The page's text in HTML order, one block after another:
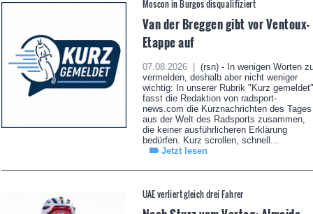
Moscon in Burgos disqualifiziert
Van der Breggen gibt vor Ventoux-
Etappe auf
07.08.2026 |
(rsn) - In wenigen Worten
vermelden, deshalb aber nicht weniger
wichtig: In unserer Rubrik "Kurz gemeldet"
fasst die Redaktion von radsport-
news.com die Kurznachrichten des Tages
aus der Welt des Radsports zusammen,
die keiner ausführlicheren Erklärung
bedürfen. Kurz scrollen, schnell...
Jetzt lesen
UAE verliert gleich drei Fahrer